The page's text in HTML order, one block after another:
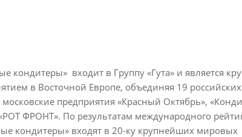
кондитеры» входит в Группу «Гута» и является
в Восточной Европе, объединяя 19
предприятия «Красный Октябрь»,
ФРОНТ». По результатам международного
кондитеры» входят в 20-ку крупнейших мировых